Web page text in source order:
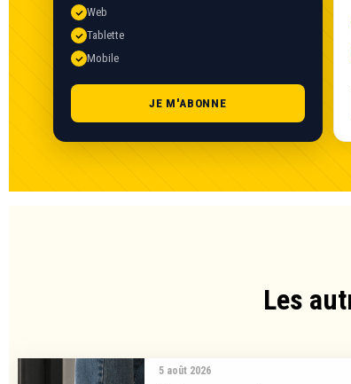
Web
Tablette
Mobile
JE M'ABONNE
Les
5 août 2026